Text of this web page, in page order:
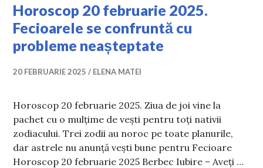
Horoscop 20 februarie 2025.
Fecioarele se confruntă cu
probleme neașteptate
20 FEBRUARIE 2025 ELENA MATEI
Horoscop 20 februarie 2025. Ziua de joi vine la
pachet cu o mulțime de vești pentru toți nativii
zodiacului. Trei zodii au noroc pe toate planurile,
dar astrele nu anunță vești bune pentru Fecioare
Horoscop 20 februarie 2025 Berbec Iubire – Aveți …